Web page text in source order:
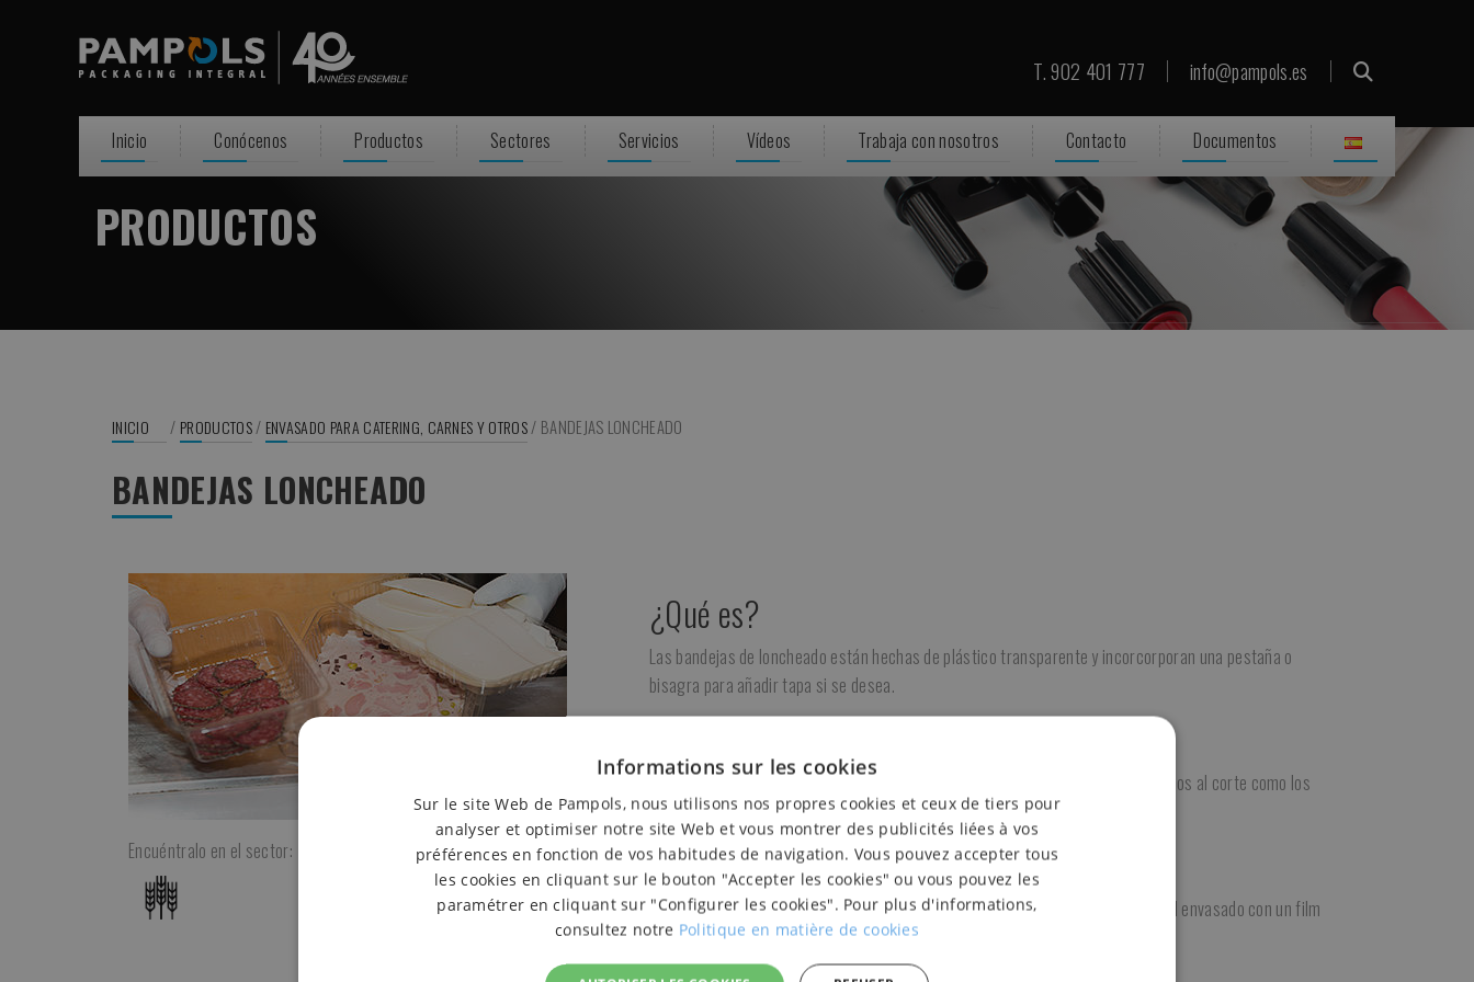
T. 902 401 777 info@pampols.es
Inicio Conócenos Productos Sectores Servicios Vídeos Trabaja con nosotros Contacto Documentos
PRODUCTOS
INICIO / PRODUCTOS/ ENVASADO PARA CATERING, CARNES Y OTROS/ BANDEJAS LONCHEADO
BANDEJAS LONCHEADO
Encuéntralo en el sector:
¿Qué es?
Las bandejas de loncheado están hechas de plástico transparente y incorcorporan una pestaña o
bisagra para añadir tapa si se desea.
Comúnmente llamadas de loncheado porque son ideales para presentar alimentos al corte como los
quesos y embutidos en lonchas.
¿Cómo se utiliza?
Disponga las lonchas ordenadamente a lo largo y ancho de la bandeja y acabe el envasado con un film
estirable o tapa.
Informations sur les cookies
Sur le site Web de Pampols, nous utilisons nos propres cookies et ceux de tiers pour
analyser et optimiser notre site Web et vous montrer des publicités liées à vos
préférences en fonction de vos habitudes de navigation. Vous pouvez accepter tous
les cookies en cliquant sur le bouton "Accepter les cookies" ou vous pouvez les
paramétrer en cliquant sur "Configurer les cookies". Pour plus d'informations,
consultez notre Politique en matière de cookies